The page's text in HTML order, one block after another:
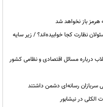
هرمز باز نخواهد شد
نظارت کجا خوابیده‌اند؟ / زیر سایه
درباره مسائل اقتصادی و نظامی کشور
سربازان رسانه‌ای دشمن داشتند